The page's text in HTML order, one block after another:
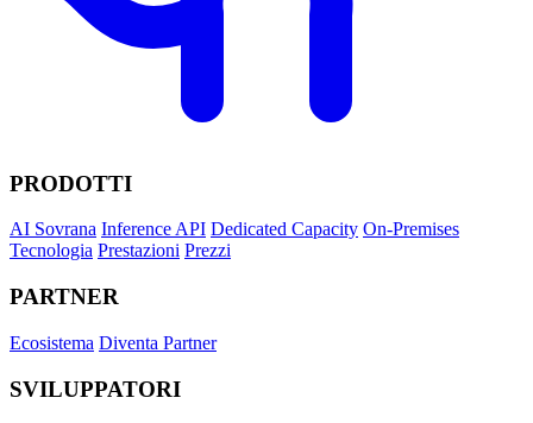
PRODOTTI
AI Sovrana Inference API Dedicated Capacity On-Premises
Tecnologia Prestazioni Prezzi
PARTNER
Ecosistema Diventa Partner
SVILUPPATORI